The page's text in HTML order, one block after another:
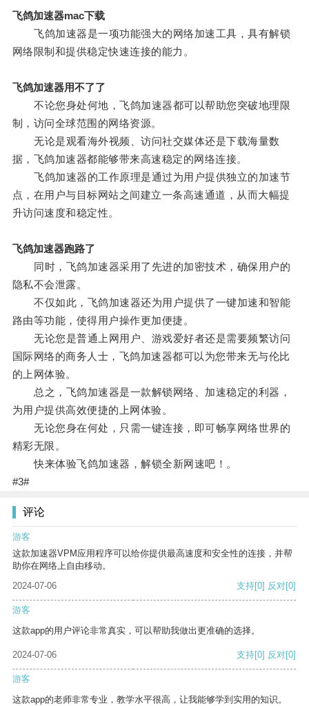
飞鸽加速器mac下载
飞鸽加速器是一项功能强大的网络加速工具，具有解锁
网络限制和提供稳定快速连接的能力。
飞鸽加速器用不了了
不论您身处何地，飞鸽加速器都可以帮助您突破地理限
制，访问全球范围的网络资源。
无论是观看海外视频、访问社交媒体还是下载海量数
据，飞鸽加速器都能够带来高速稳定的网络连接。
飞鸽加速器的工作原理是通过为用户提供独立的加速节
点，在用户与目标网站之间建立一条高速通道，从而大幅提
升访问速度和稳定性。
飞鸽加速器跑路了
同时，飞鸽加速器采用了先进的加密技术，确保用户的
隐私不会泄露。
不仅如此，飞鸽加速器还为用户提供了一键加速和智能
路由等功能，使得用户操作更加便捷。
无论您是普通上网用户、游戏爱好者还是需要频繁访问
国际网络的商务人士，飞鸽加速器都可以为您带来无与伦比
的上网体验。
总之，飞鸽加速器是一款解锁网络、加速稳定的利器，
为用户提供高效便捷的上网体验。
无论您身在何处，只需一键连接，即可畅享网络世界的
精彩无限。
快来体验飞鸽加速器，解锁全新网速吧！。
#3#
评论
游客
这款加速器VPM应用程序可以给你提供最高速度和安全性的连接，并帮
助你在网络上自由移动。
2024-07-06
支持[0] 反对[0]
游客
这款app的用户评论非常真实，可以帮助我做出更准确的选择。
2024-07-06 支持[0] 反对[0]
游客
这款app的老师非常专业，教学水平很高，让我能够学到实用的知识。